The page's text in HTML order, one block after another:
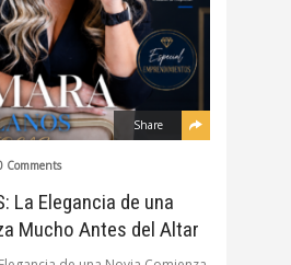
Share
Comments
La Elegancia de una
Mucho Antes del Altar